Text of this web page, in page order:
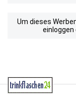
Um dieses
einloggen